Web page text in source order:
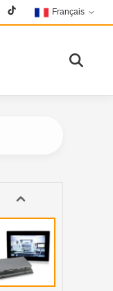
Français